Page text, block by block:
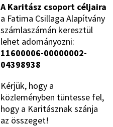
A Karitász csoport céljaira
a Fatima Csillaga Alapítvány
számlaszámán keresztül
lehet adományozni:
11600006-00000002-
04398938
Kérjük, hogy a
közleményben tüntesse fel,
hogy a Karitásznak szánja
az összeget!